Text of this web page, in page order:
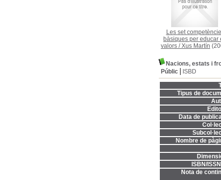
Les set
bàsiques per educar
valors /Xus Martín
Nacions, estats i
Públic
ISBD
Tipus de
Data de
Nombre de
ISBN/
Nota de